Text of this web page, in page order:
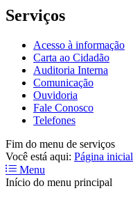
Serviços
Acesso à informação
Carta ao Cidadão
Auditoria Interna
Comunicação
Ouvidoria
Fale Conosco
Telefones
Fim do menu de serviços
Você está aqui: Página inicial
Menu
Início do menu principal